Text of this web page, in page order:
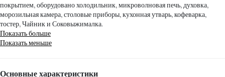
покрытием, оборудовано холодильник, микроволновая печь, духовка,
морозильная камера, столовые приборы, кухонная утварь, кофеварка,
тостер, Чайник и Соковыжималка.
Показать больше
Показать меньше
Основные характеристики